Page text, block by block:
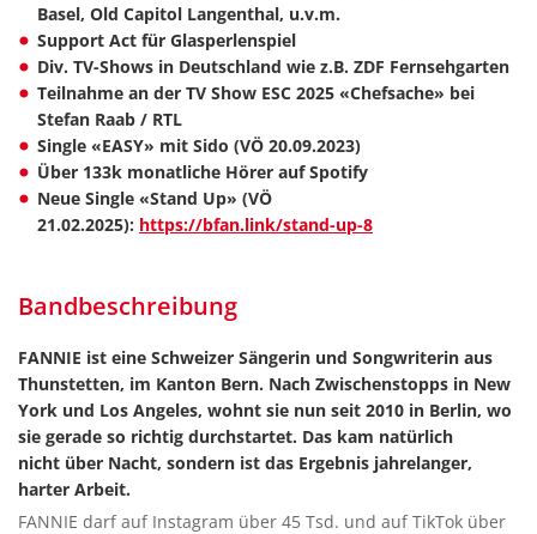
Basel, Old Capitol Langenthal, u.v.m.
Support Act für Glasperlenspiel
Div. TV-Shows in Deutschland wie z.B. ZDF Fernsehgarten
Teilnahme an der TV Show ESC 2025 «Chefsache» bei
Stefan Raab / RTL
Single «EASY» mit Sido (VÖ 20.09.2023)
Über 133k monatliche Hörer auf Spotify
Neue Single «Stand Up» (VÖ
21.02.2025): https://bfan.link/stand-up-8
Bandbeschreibung
FANNIE ist eine Schweizer Sängerin und Songwriterin aus
Thunstetten, im Kanton Bern. Nach Zwischenstopps in New
York und Los Angeles, wohnt sie nun seit 2010 in Berlin, wo
sie gerade so richtig durchstartet. Das kam natürlich
nicht über Nacht, sondern ist das Ergebnis jahrelanger,
harter Arbeit.
FANNIE darf auf Instagram über 45 Tsd. und auf TikTok über